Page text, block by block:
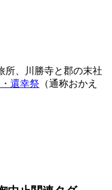
所、川勝寺と郡の末社
還幸祭 （通称おかえ